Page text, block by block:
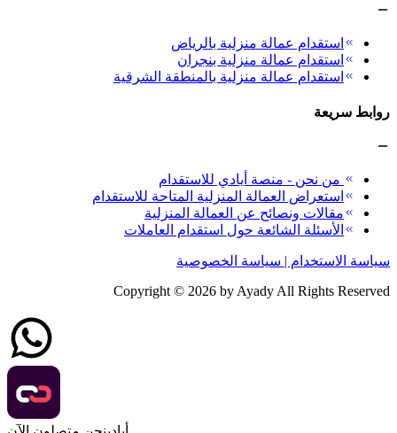
استقدام عمالة منزلية بالرياض
استقدام عمالة منزلية بنجران
استقدام عمالة منزلية بالمنطقة الشرقية
روابط سريعة
من نحن - منصة أيادي للاستقدام
استعراض العمالة المنزلية المتاحة للاستقدام
مقالات ونصائح عن العمالة المنزلية
الأسئلة الشائعة حول استقدام العاملات
سياسة الاستخدام | سياسة الخصوصية
Copyright © 2026 by Ayady All Rights Reserved